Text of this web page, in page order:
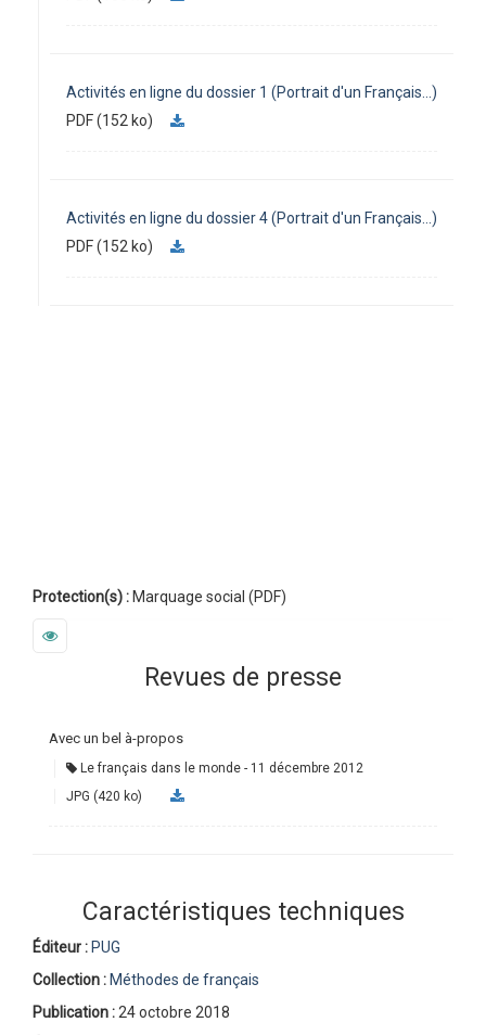
Activités en ligne du dossier 1 (Portrait d'un Français...)
PDF (152 ko)
Activités en ligne du dossier 4 (Portrait d'un Français...)
PDF (152 ko)
Protection(s) : Marquage social (PDF)
Revues de presse
Avec un bel à-propos
Le français dans le monde
11 décembre 2012
JPG (420 ko)
Caractéristiques techniques
Éditeur : PUG
Collection : Méthodes de français
Publication : 24 octobre 2018